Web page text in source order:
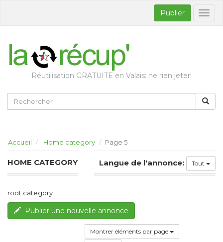
Publier
Réutilisation GRATUITE en Valais: ne rien jeter!
Accueil Home category Page 5
HOME CATEGORY Langue de l'annonce: Tout
root category
Publier une nouvelle annonce
Montrer éléments par page